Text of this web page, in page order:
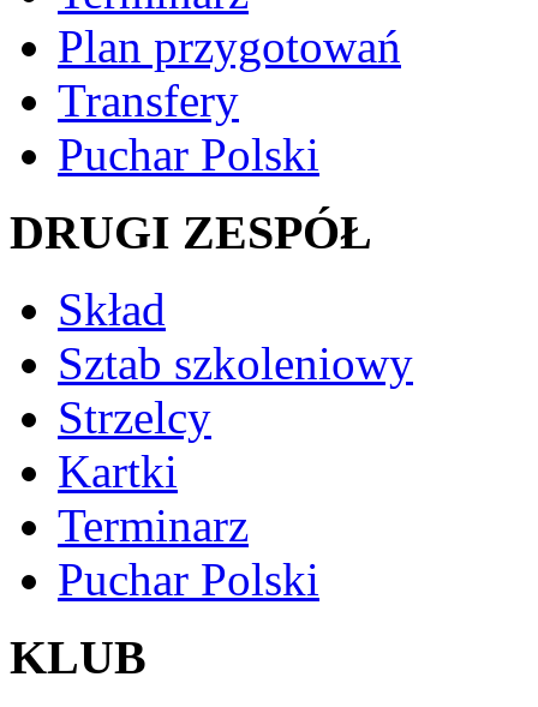
Plan przygotowań
Transfery
Puchar Polski
DRUGI ZESPÓŁ
Skład
Sztab szkoleniowy
Strzelcy
Kartki
Terminarz
Puchar Polski
KLUB